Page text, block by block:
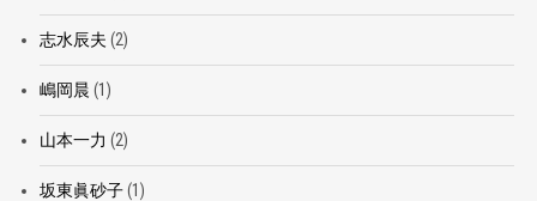
志水辰夫 (2)
嶋岡晨 (1)
山本一力 (2)
坂東眞砂子(1)